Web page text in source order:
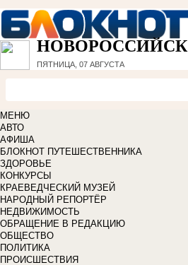
НОВОРОССИЙСК
ПЯТНИЦА, 07 АВГУСТА
МЕНЮ
АВТО
АФИША
БЛОКНОТ ПУТЕШЕСТВЕННИКА
ЗДОРОВЬЕ
КОНКУРСЫ
КРАЕВЕДЧЕСКИЙ МУЗЕЙ
НАРОДНЫЙ РЕПОРТЁР
НЕДВИЖИМОСТЬ
ОБРАЩЕНИЕ В РЕДАКЦИЮ
ОБЩЕСТВО
ПОЛИТИКА
ПРОИСШЕСТВИЯ